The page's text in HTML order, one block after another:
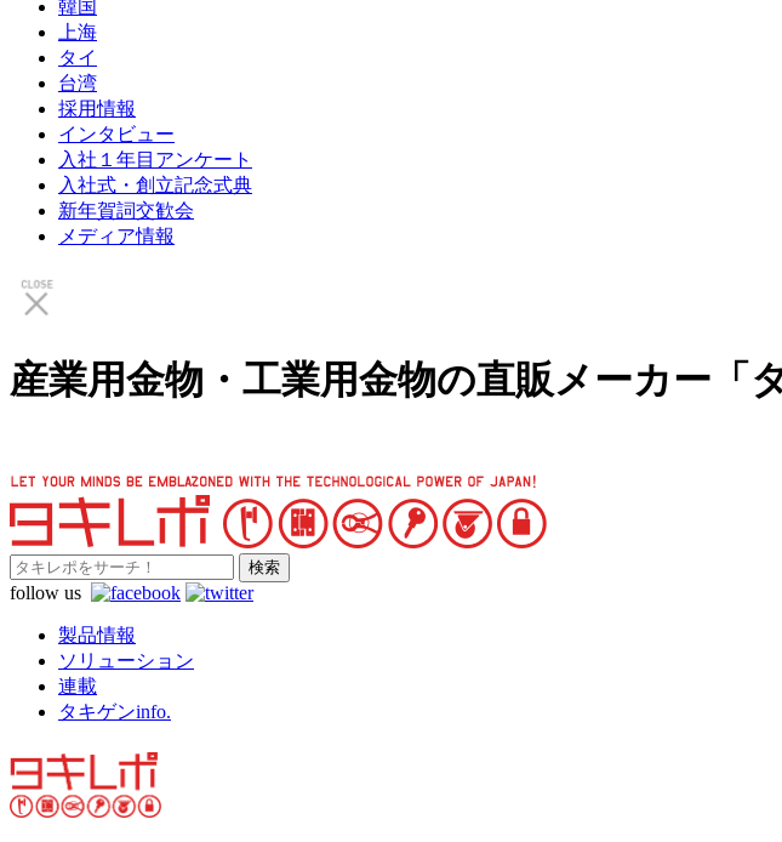
韓国
上海
タイ
台湾
採用情報
インタビュー
入社１年目アンケート
入社式・創立記念式典
新年賀詞交歓会
メディア情報
産業用金物・工業用金物の直販メーカー「
follow us
製品情報
ソリューション
連載
タキゲンinfo.